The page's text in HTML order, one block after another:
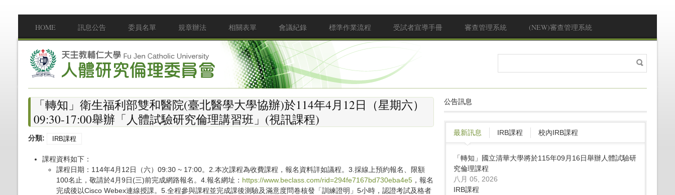
Main menu
HOME 訊息公告 委員名單 規章辦法 相關表單 會議紀錄 標準作業流程 受試者宣導手冊 審查管理系統 (NEW)審查管理系統
搜尋表單
搜
尋
「轉知」衛生福利部雙和醫院(臺北醫學大學協辦)於114年4月12日（星期六）
09:30-17:00舉辦「人體試驗研究倫理講習班」(視訊課程)
分類: IRB課程
課程資料如下：
課程日期：114年4月12日（六）09:30 ~ 17:00。2.本次課程為收費課程，報名資料詳如議程。3.採線上預約報名、限額
100名止，敬請於4月9日(三)前完成網路報名。4.報名網址： https://www.beclass.com/rid=294fe7167bd730eba4e5 ，報名
完成後以Cisco Webex連線授課。5.全程參與課程並完成課後測驗及滿意度問卷核發「訓練證明」5小時，認證考試及格者
公告訊息
最新訊息 IRB課程 校內IRB課程
「轉知」國立清華大學將於115年09月16日舉辦人體試驗研
究倫理課程
八月 05, 2026
IRB課程